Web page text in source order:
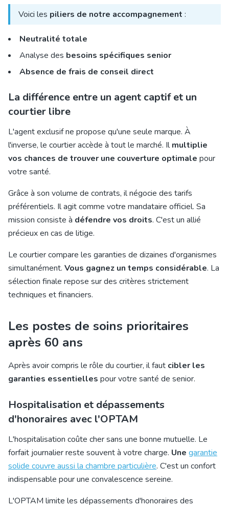
Voici les piliers de notre accompagnement :
Neutralité totale
Analyse des besoins spécifiques senior
Absence de frais de conseil direct
La différence entre un agent captif et un
courtier libre
L'agent exclusif ne propose qu'une seule marque. À
l'inverse, le courtier accède à tout le marché. Ilmultiplie
vos chances de trouver une couverture optimale pour
votre santé.
Grâce à son volume de contrats, il négocie des tarifs
préférentiels. Il agit comme votre mandataire officiel. Sa
mission consiste à défendre vos droits. C'est un allié
précieux en cas de litige.
Le courtier compare les garanties de dizaines d'organismes
simultanément. Vous gagnez un temps considérable. La
sélection finale repose sur des critères strictement
techniques et financiers.
Les postes de soins prioritaires
après 60 ans
Après avoir compris le rôle du courtier, il faut cibler les
garanties essentielles pour votre santé de senior.
Hospitalisation et dépassements
d'honoraires avec l'OPTAM
L'hospitalisation coûte cher sans une bonne mutuelle. Le
forfait journalier reste souvent à votre charge. Une garantie
solide couvre aussi la chambre particulière. C'est un confort
indispensable pour une convalescence sereine.
L'OPTAM limite les dépassements d'honoraires des